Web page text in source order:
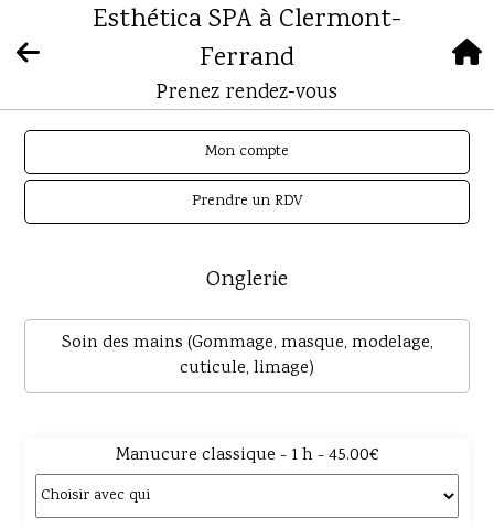
Esthética SPA à Clermont-
Ferrand
Prenez rendez-vous
Mon compte
Prendre un RDV
Onglerie
Soin des mains (Gommage, masque, modelage,
cuticule, limage)
Manucure classique - 1 h - 45.00€